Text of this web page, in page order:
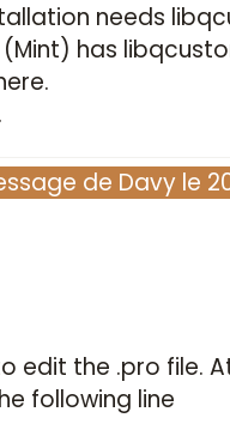
needs
has
de Davy le
edit the .pro file.
following line